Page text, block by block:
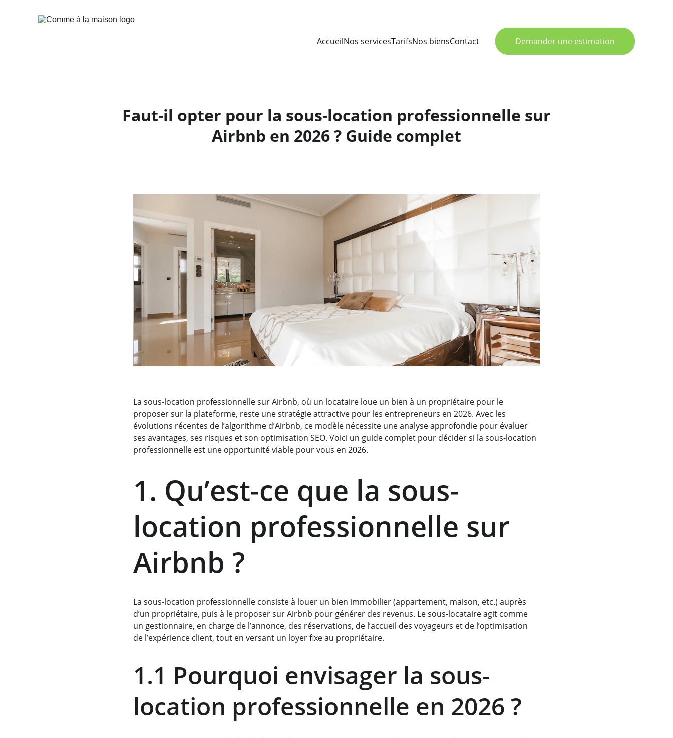
AccueilNos servicesTarifsNos biensContact Demander une estimation
Faut-il opter pour la sous-location professionnelle sur
Airbnb en 2026 ? Guide complet
La sous-location professionnelle sur Airbnb, où un locataire loue un bien à un propriétaire pour le
proposer sur la plateforme, reste une stratégie attractive pour les entrepreneurs en 2026. Avec les
évolutions récentes de l’algorithme d’Airbnb, ce modèle nécessite une analyse approfondie pour évaluer
ses avantages, ses risques et son optimisation SEO. Voici un guide complet pour décider si la sous-location
professionnelle est une opportunité viable pour vous en 2026.
1. Qu’est-ce que la sous-
location professionnelle sur
Airbnb ?
La sous-location professionnelle consiste à louer un bien immobilier (appartement, maison, etc.) auprès
d’un propriétaire, puis à le proposer sur Airbnb pour générer des revenus. Le sous-locataire agit comme
un gestionnaire, en charge de l’annonce, des réservations, de l’accueil des voyageurs et de l’optimisation
de l’expérience client, tout en versant un loyer fixe au propriétaire.
1.1 Pourquoi envisager la sous-
location professionnelle en 2026 ?